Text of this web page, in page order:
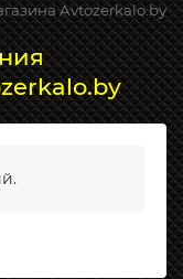
Avtozerkalo.by